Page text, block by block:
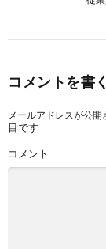
コメントを書く
メールアドレスが公開
目です
コメント